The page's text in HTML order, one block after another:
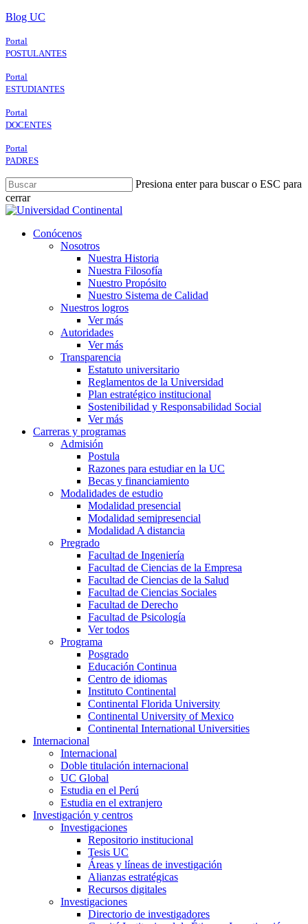
Skip
main
content
Blog UC
Portal
POSTULANTES
Portal
ESTUDIANTES
Portal
DOCENTES
Portal
PADRES
Presiona enter para buscar o ESC para
cerrar
Close
search
Menu
Conócenos
Nosotros
Nuestra Historia
Nuestra Filosofía
Nuestro Propósito
Nuestro Sistema de Calidad
Nuestros logros
Ver más
Autoridades
Ver más
Transparencia
Estatuto universitario
Reglamentos de la Universidad
Plan estratégico institucional
Sostenibilidad y Responsabilidad Social
Ver más
Carreras y programas
Admisión
Postula
Razones para estudiar en la UC
Becas y financiamiento
Modalidades de estudio
Modalidad presencial
Modalidad semipresencial
Modalidad A distancia
Pregrado
Facultad de Ingeniería
Facultad de Ciencias de la Empresa
Facultad de Ciencias de la Salud
Facultad de Ciencias Sociales
Facultad de Derecho
Facultad de Psicología
Ver todos
Programa
Posgrado
Educación Continua
Centro de idiomas
Instituto Continental
Continental Florida University
Continental University of Mexico
Continental International Universities
Internacional
Internacional
Doble titulación internacional
UC Global
Estudia en el Perú
Estudia en el extranjero
Investigación y centros
Investigaciones
Repositorio institucional
Tesis UC
Áreas y líneas de investigación
Alianzas estratégicas
Recursos digitales
Investigaciones
Directorio de investigadores